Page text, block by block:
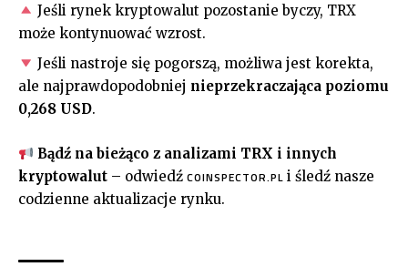
Jeśli rynek kryptowalut pozostanie byczy, TRX
może kontynuować wzrost.
Jeśli nastroje się pogorszą, możliwa jest korekta,
ale najprawdopodobniej nieprzekraczająca poziomu
0,268 USD.
Bądź na bieżąco z analizami TRX i innych
kryptowalut – odwiedź COINSPECTOR.PL i śledź nasze
codzienne aktualizacje rynku.